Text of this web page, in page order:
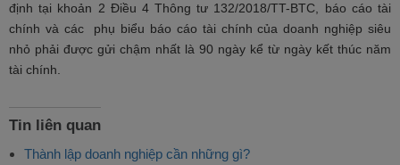
định tại khoản 2 Điều 4 Thông tư 132/2018/TT-BTC, báo cáo tài
chính và các phụ biểu báo cáo tài chính của doanh nghiệp siêu
nhỏ phải được gửi chậm nhất là 90 ngày kể từ ngày kết thúc năm
tài chính.
Tin liên quan
Thành lập doanh nghiệp cần những gì?